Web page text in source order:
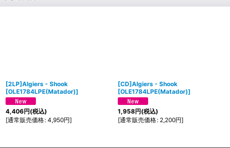
[2LP]Algiers - Shook
[OLE1784LPE(Matador)]
4,406円(税込)
[通常販売価格: 4,950円]
[CD]Algiers - Shook
[OLE1784LPE(Matador)]
1,958円(税込)
[通常販売価格: 2,200円]